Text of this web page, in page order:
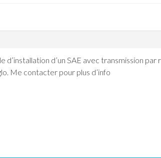
d’installation d’un SAE avec transmission
Me contacter pour plus d’info